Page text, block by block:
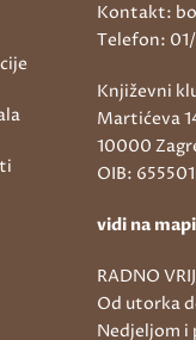
Kontakt:
Telefon:
Književni
Martićeva
10000
OIB:
vidi na
RADNO
Od utorka
Nedjeljom i